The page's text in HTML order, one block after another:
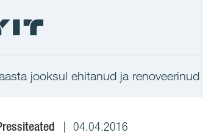
jooksul ehitanud ja
04.04.2016